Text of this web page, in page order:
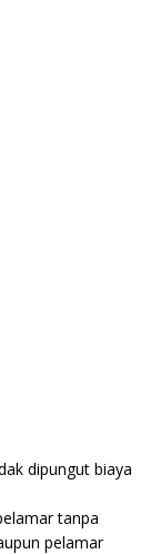
dipungut biaya
tanpa
pelamar